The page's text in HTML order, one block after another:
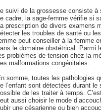
suivi de la grossesse consiste à
cadre, la sage-femme vérifie si
prescription de divers examens
les troubles de santé ou
peut conseiller à la femme
le domaine obstétrical. Parmi
problèmes de tension chez la
malformations congénitales.
somme, toutes les pathologies
l’enfant sont détectées durant
de les traiter à temps.
aussi choisir le mode
une césarienne ou bien